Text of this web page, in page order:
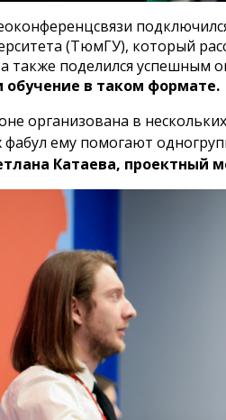
(ТюмГУ), который
также поделился успешным
обучение в таком формате.
организована в
фабул ему помогают
Катаева, проектный